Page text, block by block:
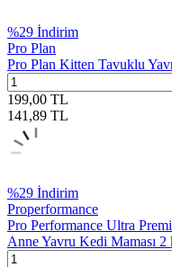
%29 İndirim
Pro Plan
Pro Plan Kitten Tavuklu
199,00 TL
141,89 TL
%29 İndirim
Properformance
Pro Performance Ultra
Anne Yavru Kedi Maması 2